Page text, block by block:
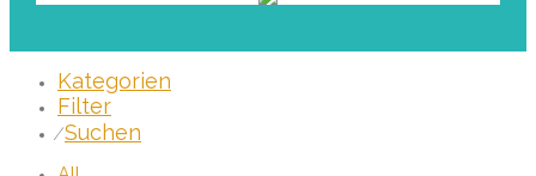
Kategorien
Filter
⁄ Suchen